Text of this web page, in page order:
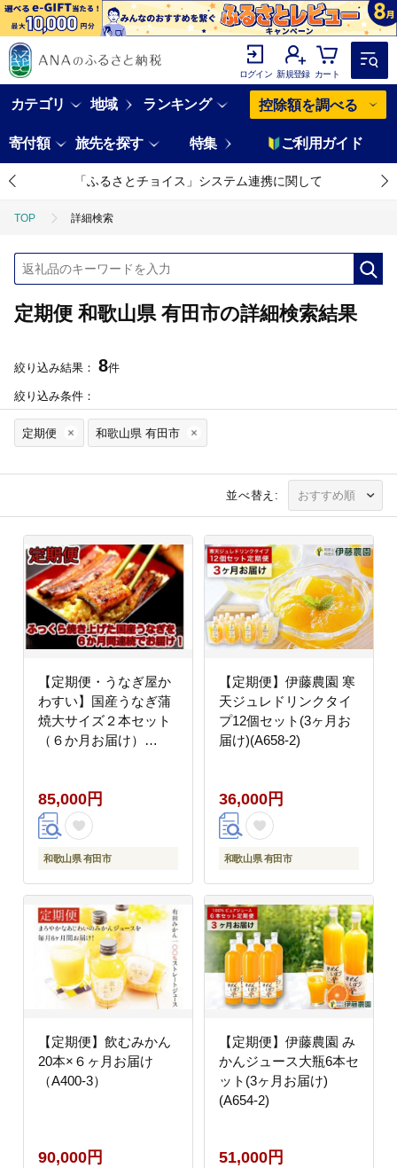
ログイン 新規登録 カート
カテゴリ 地域 ランキング 控除額を調べる
寄付額 旅先を探す 特集 ご利用ガイド
「ふるさとチョイス」システム連携に関して
TOP 詳細検索
定期便 和歌山県 有田市の詳細検索結果
絞り込み結果： 8件
絞り込み条件：
定期便 和歌山県 有田市
並べ替え:
【定期便・うなぎ屋か
わすい】国産うなぎ蒲
焼大サイズ２本セット
（６か月お届け）
85,000円
和歌山県 有田市
【定期便】伊藤農園 寒
天ジュレドリンクタイ
プ12個セット(3ヶ月お
届け)(A658-2)
36,000円
和歌山県 有田市
【定期便】飲むみかん
20本×６ヶ月お届け
（A400-3）
90,000円
【定期便】伊藤農園 み
かんジュース大瓶6本セ
ット(3ヶ月お届け)
(A654-2)
51,000円